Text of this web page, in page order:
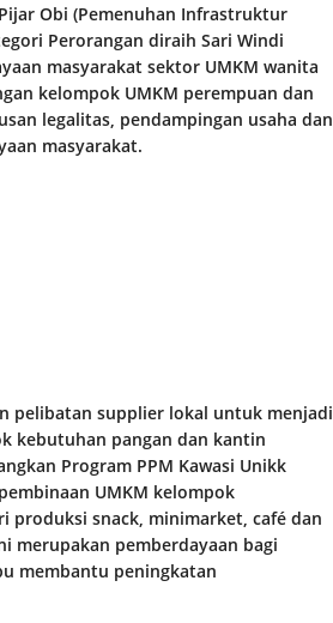
Obi (Pemenuhan Infrastruktur
Perorangan diraih Sari Windi
masyarakat sektor UMKM wanita
kelompok UMKM perempuan dan
legalitas, pendampingan usaha dan
masyarakat.
pelibatan supplier lokal untuk menjadi
kebutuhan pangan dan kantin
Program PPM Kawasi Unikk
UMKM kelompok
produksi snack, minimarket, café dan
merupakan pemberdayaan bagi
membantu peningkatan